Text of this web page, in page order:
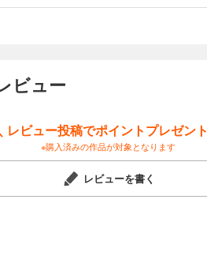
ビュー
レビュー投稿でポイントプレゼン
※購入済みの作品が対象となります
レビューを書く